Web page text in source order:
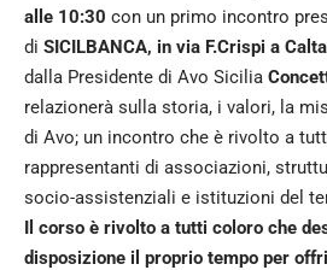
alle 10:30 con un primo incontro
di SICILBANCA, in via F.Crispi a
dalla Presidente di Avo Sicilia
relazionerà sulla storia, i valori, la
di Avo; un incontro che è rivolto a
rappresentanti di associazioni,
socio-assistenziali e istituzioni del
Il corso è rivolto a tutti coloro che
disposizione il proprio tempo per